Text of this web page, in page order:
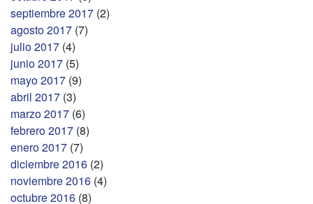
septiembre 2017 (2)
agosto 2017 (7)
julio 2017 (4)
junio 2017 (5)
mayo 2017 (9)
abril 2017 (3)
marzo 2017 (6)
febrero 2017 (8)
enero 2017 (7)
diciembre 2016 (2)
noviembre 2016 (4)
octubre 2016 (8)